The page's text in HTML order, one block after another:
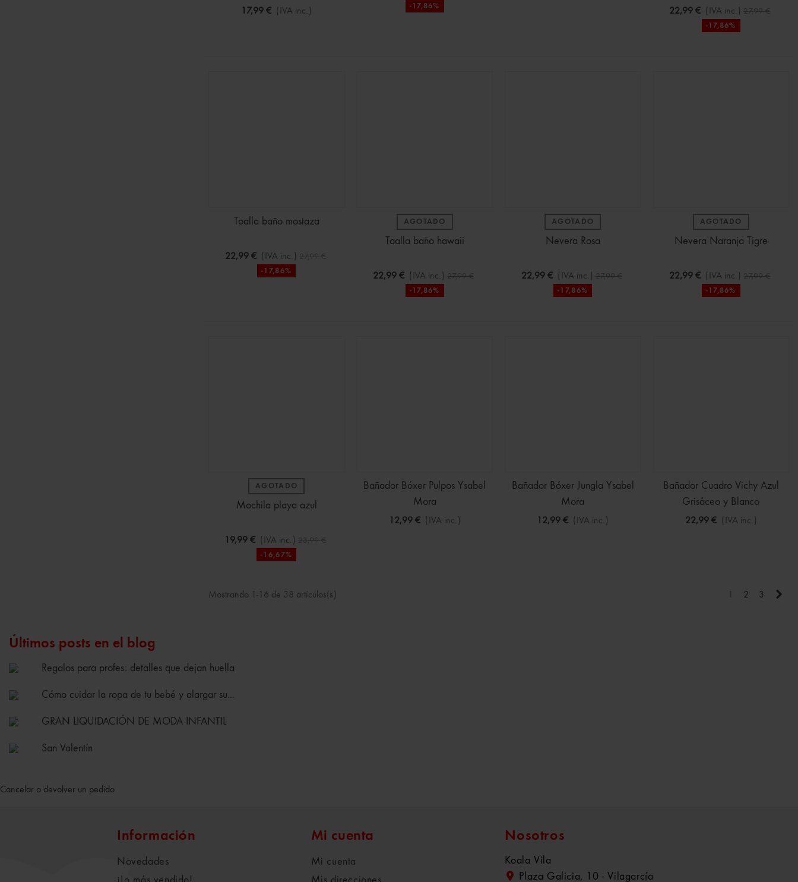
17,99 € (IVA inc.)
-17,86%
22,99 € (IVA inc.) 27,99 €
-17,86%
Toalla baño mostaza
22,99 € (IVA inc.) 27,99 €
-17,86%
AGOTADO
Toalla baño hawaii
22,99 € (IVA inc.) 27,99 €
-17,86%
AGOTADO
Nevera Rosa
22,99 € (IVA inc.) 27,99 €
-17,86%
AGOTADO
Nevera Naranja Tigre
22,99 € (IVA inc.) 27,99 €
-17,86%
AGOTADO
Mochila playa azul
19,99 € (IVA inc.) 23,99 €
-16,67%
Bañador Bóxer Pulpos Ysabel
Mora
12,99 € (IVA inc.)
Bañador Bóxer Jungla Ysabel
Mora
12,99 € (IVA inc.)
Bañador Cuadro Vichy Azul
Grisáceo y Blanco
22,99 € (IVA inc.)
Mostrando 1-16 de 38 artículos(s) 2 3
Últimos posts en el blog
Regalos para profes: detalles que dejan huella
Cómo cuidar la ropa de tu bebé y alargar su...
GRAN LIQUIDACIÓN DE MODA INFANTIL
San Valentín
Cancelar o devolver un pedido
Información
Novedades
Mi cuenta
Mi cuenta
Nosotros
Koala Vila
Plaza Galicia, 10 - Vilagarcía